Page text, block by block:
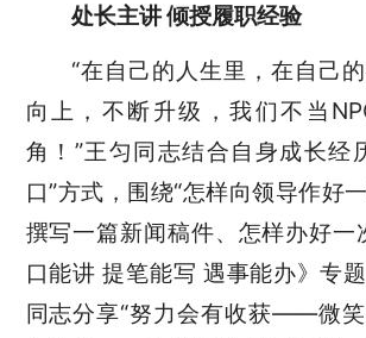
处长主讲倾授履职经验
“在自己的人生里，在自己
向上，不断升级，我们不当
角！”王匀同志结合自身成长经
口”方式，围绕“怎样向领导作好
撰写一篇新闻稿件、怎样办好一
口能讲 提笔能写 遇事能办》专
同志分享“努力会有收获——微